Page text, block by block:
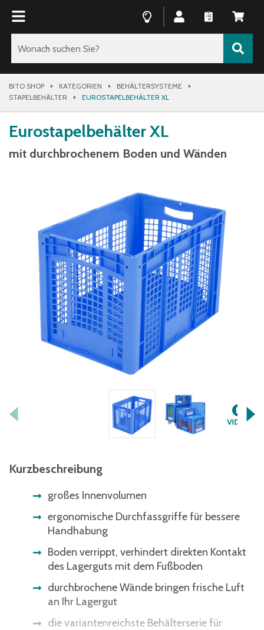
BITO SHOP KATEGORIEN
BEHÄLTERSYSTEME
STAPELBEHÄLTER
EUROSTAPELBEHÄLTER XL
Eurostapelbehälter XL
mit durchbrochenem Boden und Wänden
Kurzbeschreibung
großes Innenvolumen
ergonomische Durchfassgriffe für bessere
Handhabung
Boden verrippt, verhindert direkten Kontakt
des Lagerguts mit dem Fußboden
durchbrochene Wände bringen frische Luft
an Ihr Lagergut
die variantenreichste Behälterserie für